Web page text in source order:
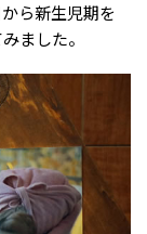
ら新生児期を
ました。